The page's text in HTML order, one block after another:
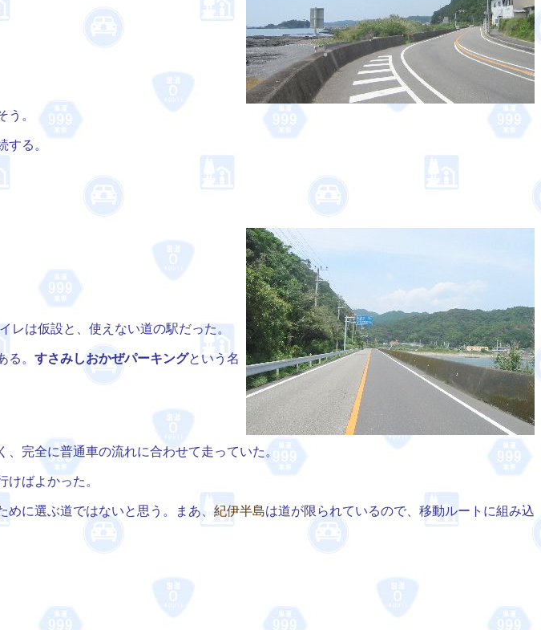
。
する。
レは仮設と、使えない道の駅だった。
。 すさみしおかぜパーキングという名
完全に普通車の流れに合わせて走っていた。
けばよかった。
めに選ぶ道ではないと思う。まあ、紀伊半島は道が限られているので、移動ルートに組み込